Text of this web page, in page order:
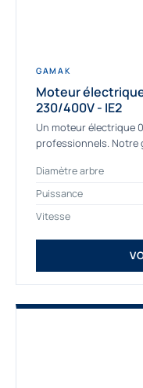
GAMAK
Moteur
230/400V - IE2
Un moteur électrique
professionnels. Notre
Diamètre arbre
Puissance
Vitesse